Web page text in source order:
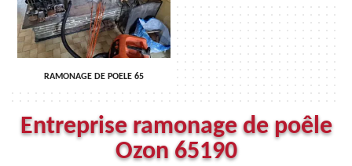
RAMONAGE DE POELE 65
Entreprise ramonage de poêle
Ozon 65190